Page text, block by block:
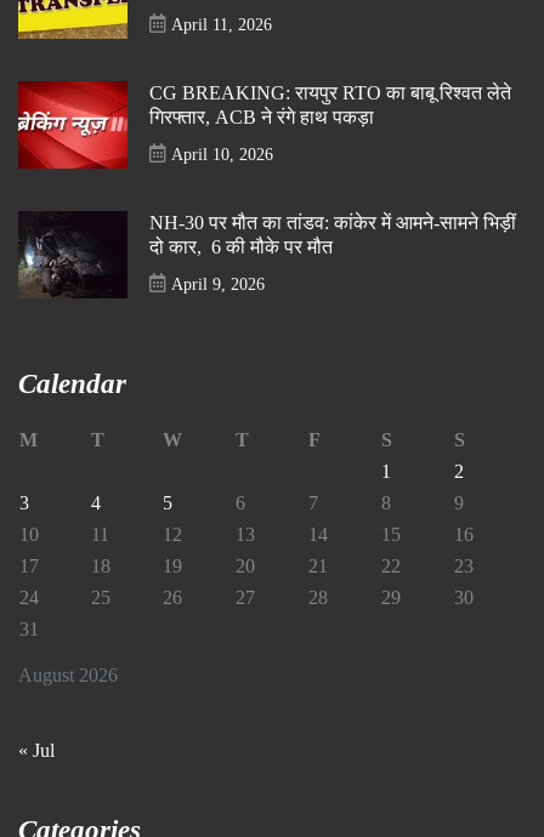
April 11, 2026
CG BREAKING: रायपुर RTO का बाबू रिश्वत लेते
गिरफ्तार, ACB ने रंगे हाथ पकड़ा
April 10, 2026
NH-30 पर मौत का तांडव: कांकेर में आमने-सामने भिड़ीं
दो कार, 6 की मौके पर मौत
April 9, 2026
Calendar
August 2026
M T W T F S
S
1
2
3
4 5 6 7 8
9
10
11 12 13 14 15
16
17
18 19 20 21 22
23
24
25 26 27 28 29
30
31
« Jul
Categories